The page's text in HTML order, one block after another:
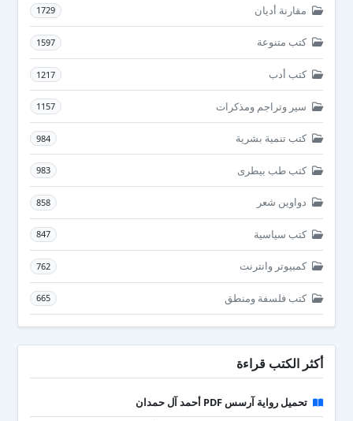
مقارنة أديان 1729
كتب متنوعة 1597
كتب أدب 1217
سير وتراجم ومذكرات 1157
كتب تنمية بشرية 984
كتب طب بيطرى 983
دواوين شعر 858
كتب سياسية 847
كمبيوتر وانترنت 762
كتب فلسفة ومنطق 665
أكثر الكتب قراءة
تحميل رواية آرسس PDF أحمد آل حمدان